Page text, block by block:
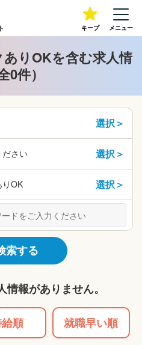
キープ メニュー
ありOKを含む求人情
0件）
選択＞
さい 選択＞
りOK 選択＞
索する
報がありません。
順 就職早い順